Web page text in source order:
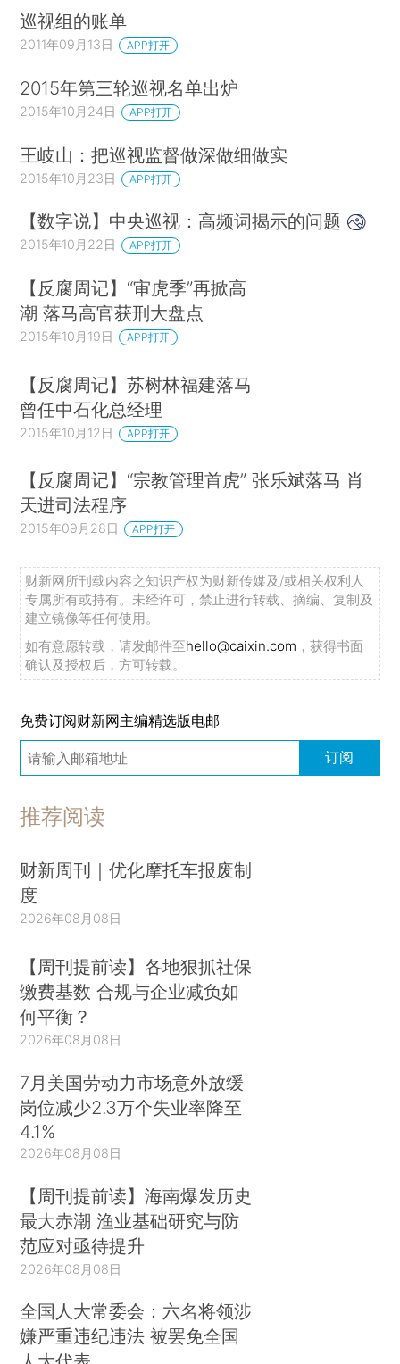
巡视组的账单
2011年09月13日 APP打开
2015年第三轮巡视名单出炉
2015年10月24日 APP打开
王岐山：把巡视监督做深做细做实
2015年10月23日 APP打开
【数字说】中央巡视：高频词揭示的问题
2015年10月22日 APP打开
【反腐周记】“审虎季”再掀高
潮 落马高官获刑大盘点
2015年10月19日 APP打开
【反腐周记】苏树林福建落马
曾任中石化总经理
2015年10月12日 APP打开
【反腐周记】“宗教管理首虎” 张乐斌落马 肖
天进司法程序
2015年09月28日 APP打开
财新网所刊载内容之知识产权为财新传媒及/或相关权利人
专属所有或持有。未经许可，禁止进行转载、摘编、复制及
建立镜像等任何使用。
如有意愿转载，请发邮件至hello@caixin.com ，获得书面
确认及授权后，方可转载。
免费订阅财新网主编精选版电邮
订阅
推荐阅读
财新周刊｜优化摩托车报废制
度
2026年08月08日
【周刊提前读】各地狠抓社保
缴费基数 合规与企业减负如
何平衡？
2026年08月08日
7月美国劳动力市场意外放缓
岗位减少2.3万个失业率降至
4.1%
2026年08月08日
【周刊提前读】海南爆发历史
最大赤潮 渔业基础研究与防
范应对亟待提升
2026年08月08日
全国人大常委会：六名将领涉
嫌严重违纪违法 被罢免全国